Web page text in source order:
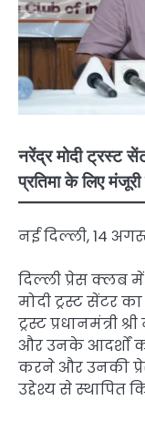
नरेंद्र मोदी ट्रस्ट
प्रतिमा के लिए
नई दिल्ली, 14
दिल्ली प्रेस क्लब
मोदी ट्रस्ट सेंटर
ट्रस्ट प्रधानमंत्री
और उनके आदर्शों
करने और उनकी
उद्देश्य से स्थापित